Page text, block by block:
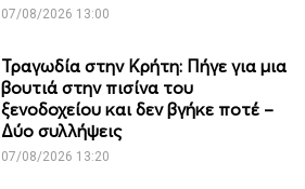
07/08/2026 13:00
Τραγωδία στην Κρήτη: Πήγε για μια
βουτιά στην πισίνα του
ξενοδοχείου και δεν βγήκε ποτέ –
Δύο συλλήψεις
07/08/2026 13:20